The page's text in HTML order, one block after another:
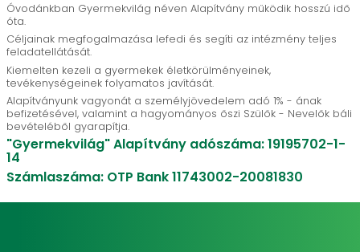
Óvodánkban Gyermekvilág néven Alapítvány működik hosszú idő
óta.
Céljainak megfogalmazása lefedi és segíti az intézmény teljes
feladatellátását.
Kiemelten kezeli a gyermekek életkörülményeinek,
tevékenységeinek folyamatos javítását.
Alapítványunk vagyonát a személyjövedelem adó 1% - ának
befizetésével, valamint a hagyományos őszi Szülők - Nevelők báli
bevételéből gyarapítja.
"Gyermekvilág" Alapítvány adószáma: 19195702-1-
14
Számlaszáma: OTP Bank 11743002-20081830